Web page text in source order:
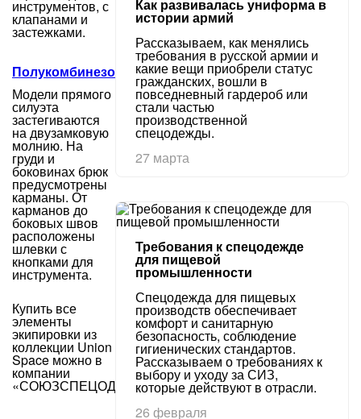
Как развивалась униформа в
истории армий
Рассказываем, как менялись
требования в русской армии и
какие вещи приобрели статус
гражданских, вошли в
повседневный гардероб или
стали частью
производственной
спецодежды.
27 марта
Требования к спецодежде
для пищевой
промышленности
Спецодежда для пищевых
производств обеспечивает
комфорт и санитарную
безопасность, соблюдение
гигиенических стандартов.
Рассказываем о требованиях к
выбору и уходу за СИЗ,
которые действуют в отрасли.
26 февраля
инструментов, с
клапанами и
застежками.
Полукомбинезоны
Модели прямого
силуэта
застегиваются
на двузамковую
молнию. На
груди и
боковинах брюк
предусмотрены
карманы. От
карманов до
боковых швов
расположены
шлевки с
кнопками для
инструмента.
Купить все
элементы
экипировки из
коллекции Union
Space можно в
компании
«СОЮЗСПЕЦОДЕЖДА».